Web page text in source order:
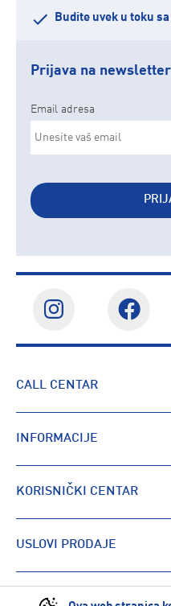
Budite uvek u toku
Prijava na newsletter
Email adresa
CALL CENTAR
INFORMACIJE
KORISNIČKI CENTAR
USLOVI PRODAJE
PRONAĐI RADNJU